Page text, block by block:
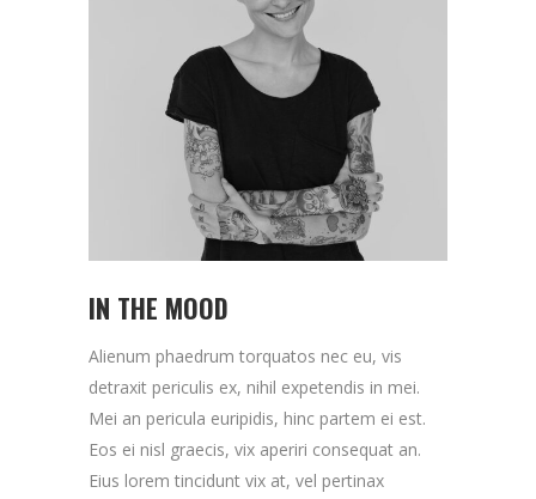
IN THE MOOD
Alienum phaedrum torquatos nec eu, vis
detraxit periculis ex, nihil expetendis in mei.
Mei an pericula euripidis, hinc partem ei est.
Eos ei nisl graecis, vix aperiri consequat an.
Eius lorem tincidunt vix at, vel pertinax